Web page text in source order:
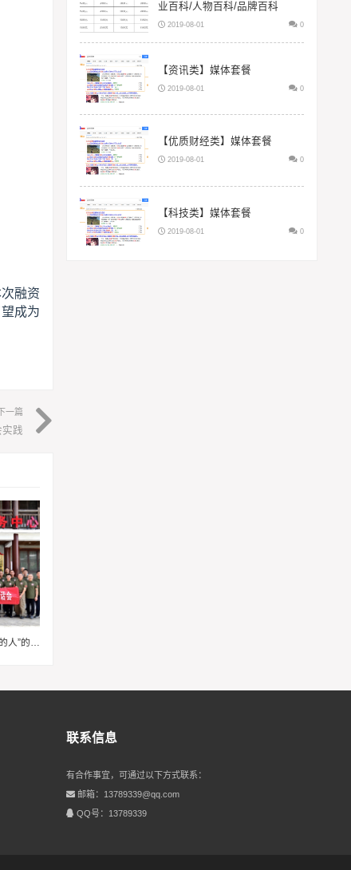
融资
成为
一篇
践
从课堂到灶台：一场与“最可爱的人”的红色之约
业百科/人物百科/品牌百科
2019-08-01 0
【资讯类】媒体套餐
2019-08-01 0
【优质财经类】媒体套餐
2019-08-01 0
【科技类】媒体套餐
2019-08-01 0
联系信息
有合作事宜，可通过以下方式联系：
邮箱：13789339@qq.com
QQ号：13789339